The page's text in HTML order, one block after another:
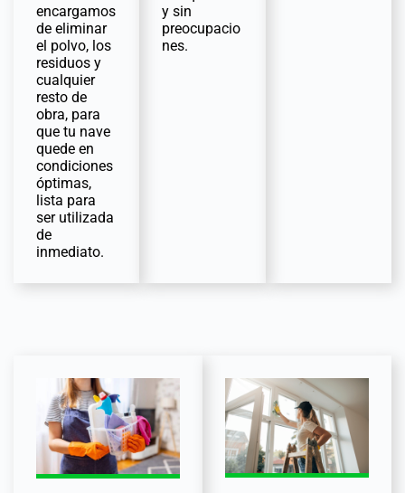
encargamos
de eliminar
el polvo, los
residuos y
cualquier
resto de
obra, para
que tu nave
quede en
condiciones
óptimas,
lista para
ser utilizada
de
inmediato.
y sin
preocupacio
nes.